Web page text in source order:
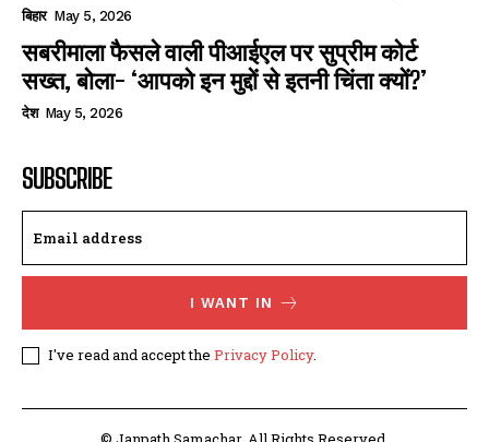
बिहार May 5, 2026
सबरीमाला फैसले वाली पीआईएल पर सुप्रीम कोर्ट
सख्त, बोला- ‘आपको इन मुद्दों से इतनी चिंता क्यों?’
देश May 5, 2026
SUBSCRIBE
I WANT IN
I've read and accept the Privacy Policy.